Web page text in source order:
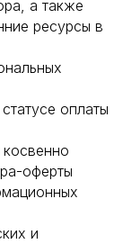
а также
ресурсы в
оплаты
оферты
и